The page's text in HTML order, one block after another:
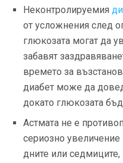
Неконтролируемия
от усложнения след
глюкозата могат да
забавят
времето за
диабет може да
докато глюкозата
Астмата не е
сериозно
дните или